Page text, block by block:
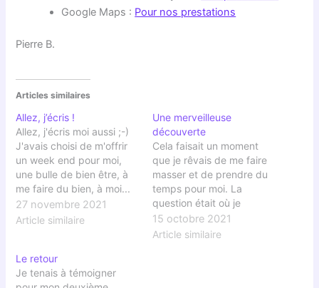
Google Maps : Pour nos prestations
Pierre B.
Articles similaires
Allez, j’écris !
Allez, j'écris moi aussi ;-)
J'avais choisi de m'offrir
un week end pour moi,
une bulle de bien être, à
me faire du bien, à moi...
D'abord le site, clair et
rassurant. Ensuite
de poser mes questions,
de vérifier que le stage
27 novembre 2021
Article similaire
Une merveilleuse
découverte
Cela faisait un moment
que je rêvais de me faire
masser et de prendre du
temps pour moi. La
question était où je
pouvais me rendre, et
aussi que je me disais
15 octobre 2021
Article similaire
Le retour
Je tenais à témoigner